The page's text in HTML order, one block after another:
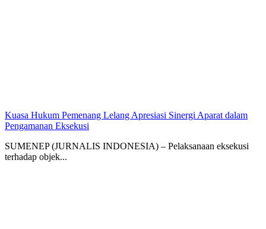
Kuasa Hukum Pemenang Lelang Apresiasi Sinergi Aparat dalam
Pengamanan Eksekusi
SUMENEP (JURNALIS INDONESIA) – Pelaksanaan eksekusi
terhadap objek...